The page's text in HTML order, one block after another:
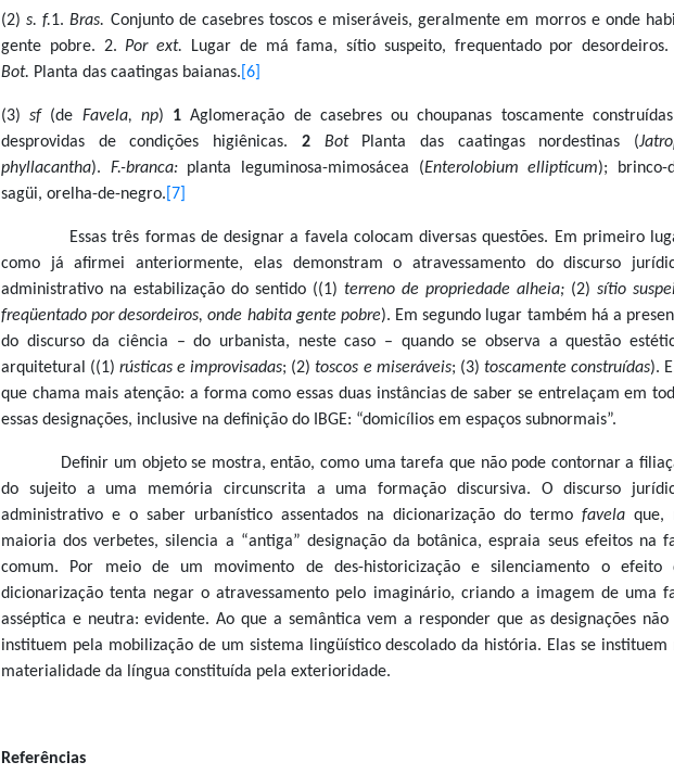
(2)s. f.1.Bras. Conjunto de casebres toscos e miseráveis, geralmente em morros e onde
gente pobre. 2.Por ext.
Lugar de má fama, sítio suspeito, frequentado por desordeiros.
Bot. Planta das caatingas baianas. [6]
(3)sf (de Favela, np) 1Aglomeração de casebres ou choupanas toscamente
desprovidas de condições higiênicas. 2BotPlanta das caatingas nordestinas (
phyllacantha). F.-branca:planta leguminosa-mimosácea (Enterolobium ellipticum); brinco-
sagüi, orelha-de-negro. [7]
Essas três formas de designar a favela colocam diversas questões. Em primeiro
como já afirmei anteriormente, elas demonstram o atravessamento do discurso
administrativo na estabilização do sentido ((1) terreno de propriedade alheia; (2) sítio
freqüentado por desordeiros, onde habita gente pobre). Em segundo lugar também há a
do discurso da ciência – do urbanista, neste caso – quando se observa a questão
arquitetural ((1)rústicas e improvisadas; (2)toscos e miseráveis; (3) toscamente construídas).
que chama mais atenção: a forma como essas duas instâncias de saber se entrelaçam em
essas designações, inclusive na definição do IBGE: “domicílios em espaços subnormais”.
Definir um objeto se mostra, então, como uma tarefa que não pode contornar a
do sujeito a uma memória circunscrita a uma formação discursiva. O discurso
administrativo e o saber urbanístico assentados na dicionarização do termo favela que,
maioria dos verbetes, silencia a “antiga” designação da botânica, espraia seus efeitos na
comum. Por meio de um movimento de des-historicização e silenciamento o efeito
dicionarização tenta negar o atravessamento pelo imaginário, criando a imagem de uma
asséptica e neutra: evidente. Ao que a semântica vem a responder que as designações não
instituem pela mobilização de um sistema lingüístico descolado da história. Elas se instituem
materialidade da língua constituída pela exterioridade.
Referências